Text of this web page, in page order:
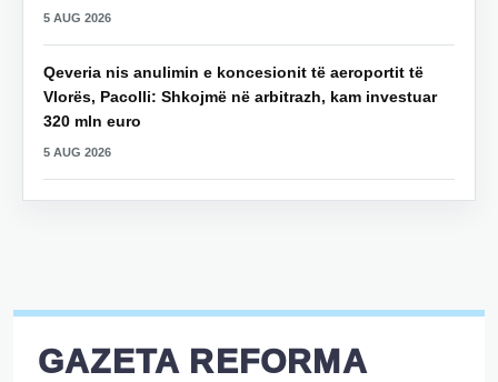
5 AUG 2026
Qeveria nis anulimin e koncesionit të aeroportit të
Vlorës, Pacolli: Shkojmë në arbitrazh, kam investuar
320 mln euro
5 AUG 2026
GAZETA REFORMA